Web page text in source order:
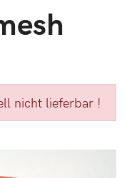
nicht lieferbar !